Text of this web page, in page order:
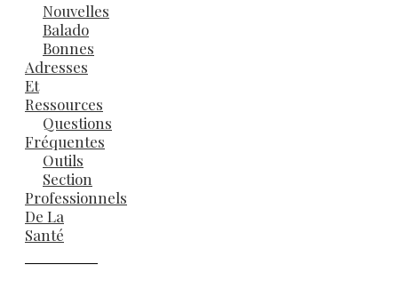
Nouvelles
Balado
Bonnes
Adresses
Et
Ressources
Questions
Fréquentes
Outils
Section
Professionnels
De La
Santé